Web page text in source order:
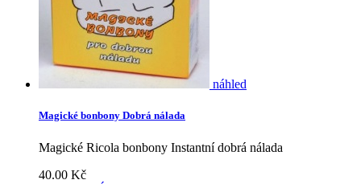
náhled
Magické bonbony Dobrá nálada
Magické Ricola bonbony Instantní dobrá nálada
40.00 Kč